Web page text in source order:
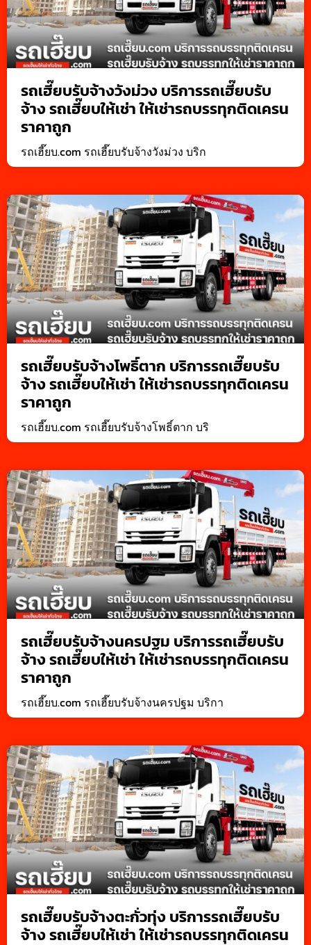
รถเฮี๊ยบรับจ้างวังม่วง บริการรถเฮี๊ยบรับ
จ้าง รถเฮี๊ยบให้เช่า ให้เช่ารถบรรทุกติดเครน
ราคาถูก
รถเฮี๊ยบ.com รถเฮี๊ยบรับจ้างวังม่วง บริก
รถเฮี๊ยบรับจ้างโพธิ์ตาก บริการรถเฮี๊ยบรับ
จ้าง รถเฮี๊ยบให้เช่า ให้เช่ารถบรรทุกติดเครน
ราคาถูก
รถเฮี๊ยบ.com รถเฮี๊ยบรับจ้างโพธิ์ตาก บริ
รถเฮี๊ยบรับจ้างนครปฐม บริการรถเฮี๊ยบรับ
จ้าง รถเฮี๊ยบให้เช่า ให้เช่ารถบรรทุกติดเครน
ราคาถูก
รถเฮี๊ยบ.com รถเฮี๊ยบรับจ้างนครปฐม บริกา
รถเฮี๊ยบรับจ้างตะกั่วทุ่ง บริการรถเฮี๊ยบรับ
จ้าง รถเฮี๊ยบให้เช่า ให้เช่ารถบรรทุกติดเครน